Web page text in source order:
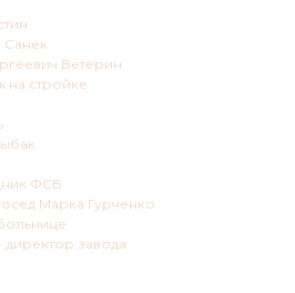
Санёк
Ветерин
на стройке
ФСБ
Марка Гурченко
директор завода